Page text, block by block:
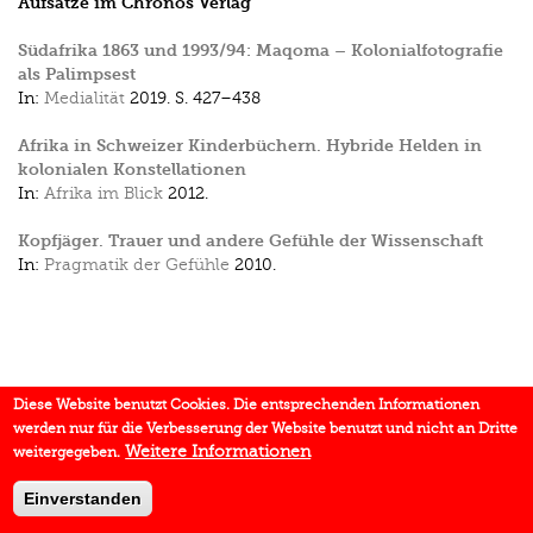
Südafrika 1863 und 1993/94: Maqoma – Kolonialfotografie
als Palimpsest
In: Medialität 2019. S. 427–438
Afrika in Schweizer Kinderbüchern. Hybride Helden in
kolonialen Konstellationen
In: Afrika im Blick 2012.
Kopfjäger. Trauer und andere Gefühle der Wissenschaft
In: Pragmatik der Gefühle 2010.
Diese Website benutzt Cookies. Die entsprechenden Informationen
werden nur für die Verbesserung der Website benutzt und nicht an Dritte
weitergegeben. Weitere Informationen
Einverstanden